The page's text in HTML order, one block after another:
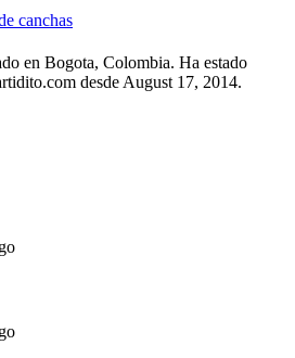
canchas
en Bogota, Colombia. Ha estado
desde August 17, 2014.